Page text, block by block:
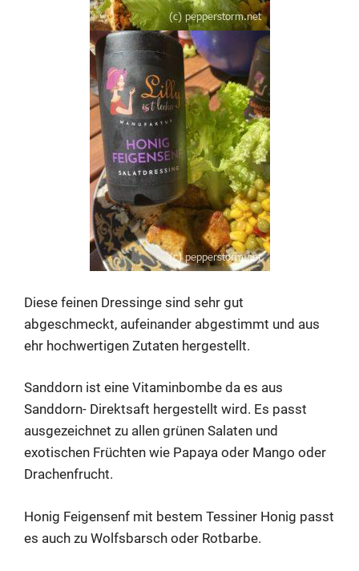
Diese feinen Dressinge sind sehr gut
abgeschmeckt, aufeinander abgestimmt und aus
ehr hochwertigen Zutaten hergestellt.
Sanddorn ist eine Vitaminbombe da es aus
Sanddorn- Direktsaft hergestellt wird. Es passt
ausgezeichnet zu allen grünen Salaten und
exotischen Früchten wie Papaya oder Mango oder
Drachenfrucht.
Honig Feigensenf mit bestem Tessiner Honig passt
es auch zu Wolfsbarsch oder Rotbarbe.